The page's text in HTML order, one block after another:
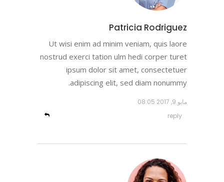
Patricia Rodriguez
Ut wisi enim ad minim veniam, quis laore
nostrud exerci tation ulm hedi corper turet
ipsum dolor sit amet, consectetuer
adipiscing elit, sed diam nonummy.
مايو 9, 2017
08:05
reply